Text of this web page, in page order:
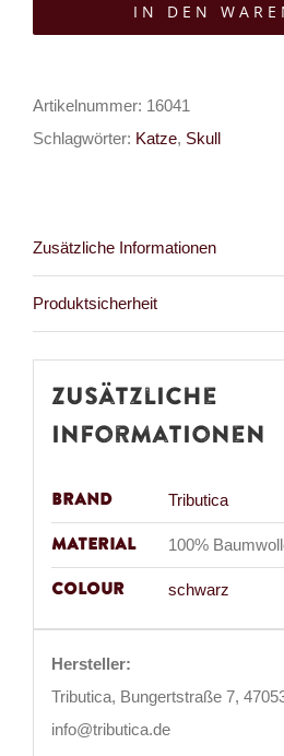
Menge
IN DEN
Artikelnummer: 16041
Schlagwörter: Katze, Skull
Zusätzliche Informationen
Produktsicherheit
Zusätzliche
Informationen
Brand Tributica
Material 100%
Colour schwarz
Hersteller:
Tributica, Bungertstraße 7,
info@tributica.de